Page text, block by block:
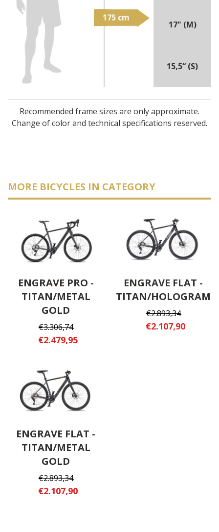
17" (M)
15,5“ (S)
Recommended frame sizes are only approximate.
Change of color and technical specifications reserved.
MORE BICYCLES IN CATEGORY
ENGRAVE PRO -
TITAN/METAL
GOLD
€3.306,74
€2.479,95
ENGRAVE FLAT -
TITAN/HOLOGRAM
€2.893,34
€2.107,90
ENGRAVE FLAT -
TITAN/METAL
GOLD
€2.893,34
€2.107,90